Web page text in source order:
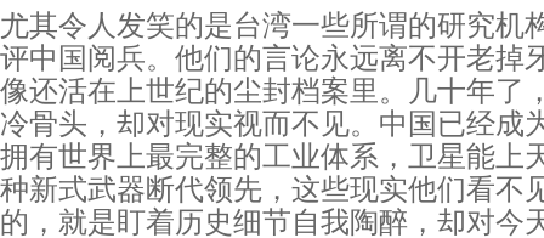
尤其令人发笑的是台湾一些所谓的研究机
评中国阅兵。他们的言论永远离不开老掉
像还活在上世纪的尘封档案里。几十年了
冷骨头，却对现实视而不见。中国已经成
拥有世界上最完整的工业体系，卫星能上
种新式武器断代领先，这些现实他们看不
的，就是盯着历史细节自我陶醉，却对今